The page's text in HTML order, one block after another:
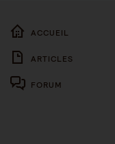
ACCUEIL
ARTICLES
FORUM